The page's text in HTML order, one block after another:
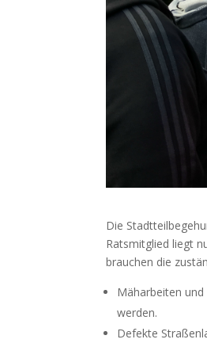
Die
Ratsmitglied liegt
brauchen die
Mäharbeiten
werden.
Defekte